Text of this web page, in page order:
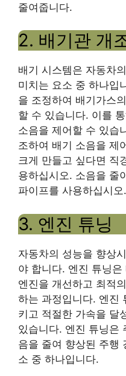
줄여줍니다.
2. 배기관 개
배기 시스템은 자동차
미치는 요소 중 하나입
을 조정하여 배기가스
할 수 있습니다. 이를
소음을 제어할 수 있습
조하여 배기 소음을 제
크게 만들고 싶다면 직
용하십시오. 소음을 줄
파이프를 사용하십시오.
3. 엔진 튜닝
자동차의 성능을 향상
야 합니다. 엔진 튜닝
엔진을 개선하고 최적
하는 과정입니다. 엔진
키고 적절한 가속을 달
있습니다. 엔진 튜닝은
음을 줄여 향상된 주행
소 중 하나입니다.